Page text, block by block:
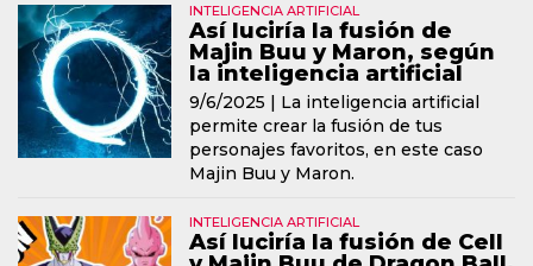
INTELIGENCIA ARTIFICIAL
Así luciría la fusión de
Majin Buu y Maron, según
la inteligencia artificial
9/6/2025 | La inteligencia artificial
permite crear la fusión de tus
personajes favoritos, en este caso
Majin Buu y Maron.
INTELIGENCIA ARTIFICIAL
Así luciría la fusión de Cell